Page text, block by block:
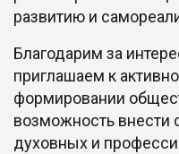
развитию и
Благодарим за
приглашаем к
формировании
возможность внести
духовных и